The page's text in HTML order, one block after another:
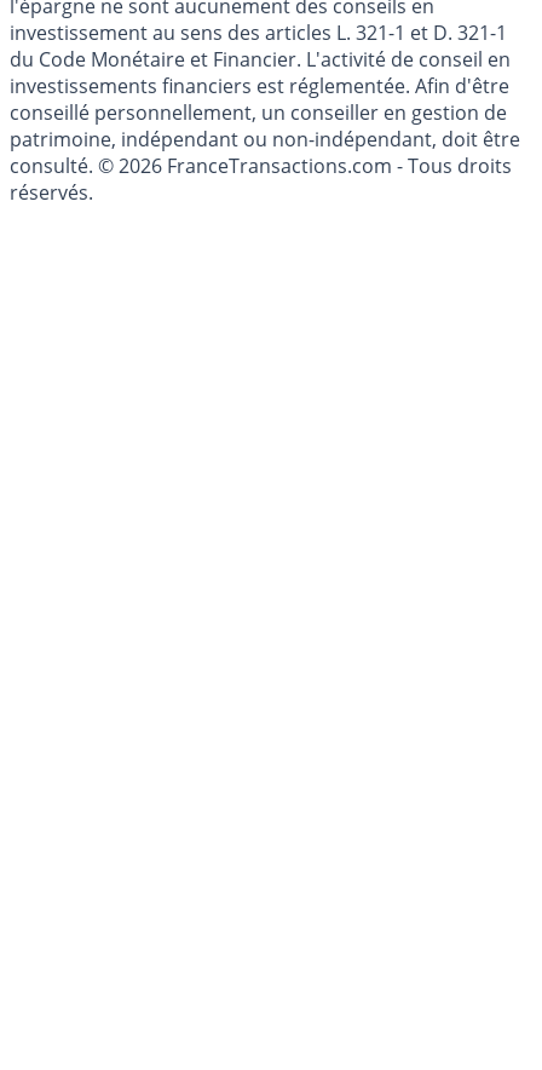
Les articles et commentaires publiés sur le guide de
l'épargne ne sont aucunement des conseils en
investissement au sens des articles L. 321-1 et D. 321-1
du Code Monétaire et Financier. L'activité de conseil en
investissements financiers est réglementée. Afin d'être
conseillé personnellement, un conseiller en gestion de
patrimoine, indépendant ou non-indépendant, doit être
consulté. © 2026 FranceTransactions.com - Tous droits